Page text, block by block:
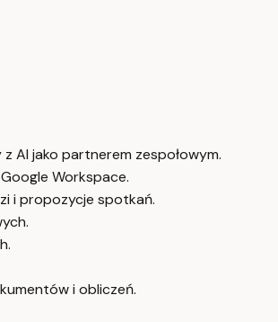
AI jako partnerem zespołowym.
Workspace.
i propozycje spotkań.
i obliczeń.